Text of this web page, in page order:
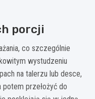
porcji
co szczególnie
wystudzeniu
na talerzu lub desce,
przełożyć do